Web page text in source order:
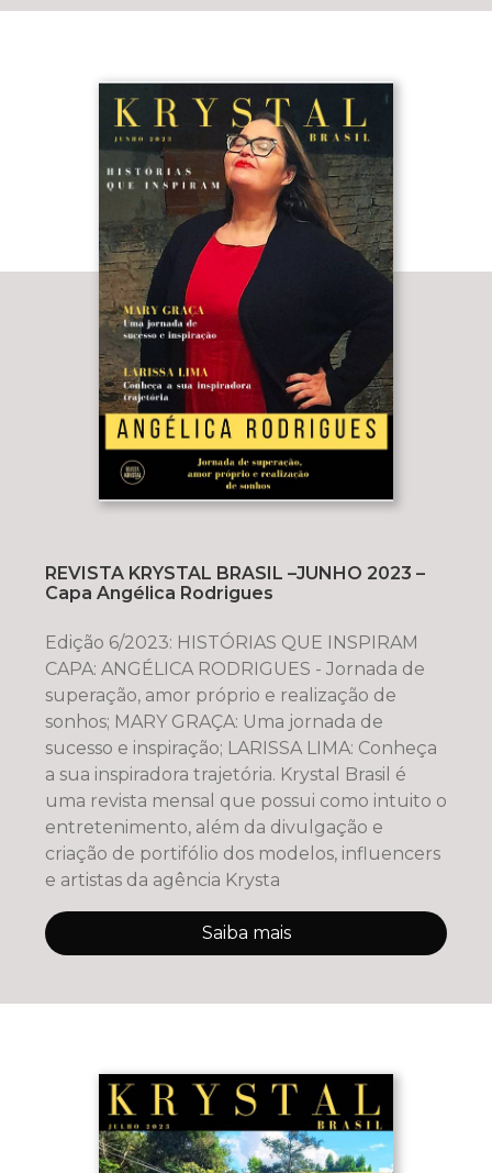
REVISTA KRYSTAL BRASIL –JUNHO 2023 –
Capa Angélica Rodrigues
Edição 6/2023: HISTÓRIAS QUE INSPIRAM
CAPA: ANGÉLICA RODRIGUES - Jornada de
superação, amor próprio e realização de
sonhos; MARY GRAÇA: Uma jornada de
sucesso e inspiração; LARISSA LIMA: Conheça
a sua inspiradora trajetória. Krystal Brasil é
uma revista mensal que possui como intuito o
entretenimento, além da divulgação e
criação de portifólio dos modelos, influencers
e artistas da agência Krysta
Saiba mais